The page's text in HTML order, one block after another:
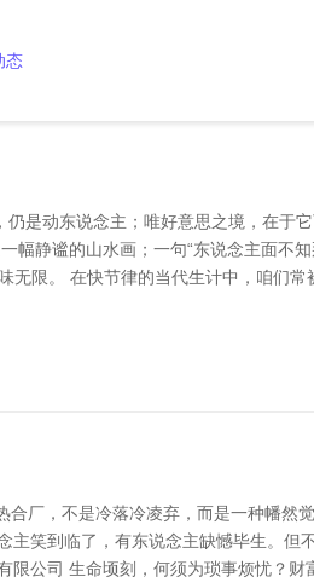
态
是动东说念主；唯好意思之境，在于
幅静谧的山水画；一句“东说念主面不
无限。 在快节律的当代生计中，咱们常
厂，不是冷落冷凌弃，而是一种幡然觉
主笑到临了，有东说念主缺憾毕生。但
公司 生命顷刻，何须为琐事烦忧？财